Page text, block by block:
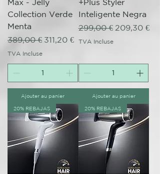
Collection Verde
Menta
Prix original
389,00 € Prix promotionnel
311,20 €
TVA Incluse
Ajouter au panier
Inteligente Negra
Prix original
299,00 € Prix
209,30 €
TVA Incluse
Ajouter au panier
20% REBAJAS 20% REBAJAS